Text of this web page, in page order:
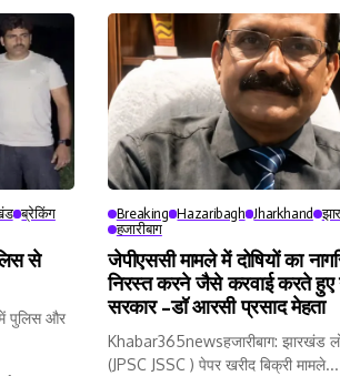
ब्रेकिंग
से
पुलिस और
Breaking Hazaribagh Jharkhand
हजारीबाग
जेपीएससी मामले में दोषियों का
निरस्त करने जैसे करवाई करते हुए
सरकार -डॉ आरसी प्रसाद मेहता
Khabar365newsहजारीबाग: झारखंड
(JPSC JSSC ) पेपर खरीद बिक्री मामले...